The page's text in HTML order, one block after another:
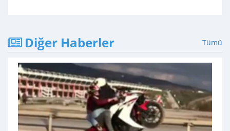
Diğer Haberler Tümü